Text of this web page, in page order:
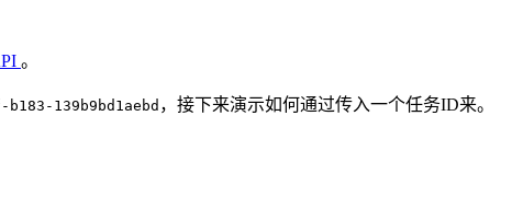
。
139b9bd1aebd ，接下来演示如何通过传入一个任务ID来。